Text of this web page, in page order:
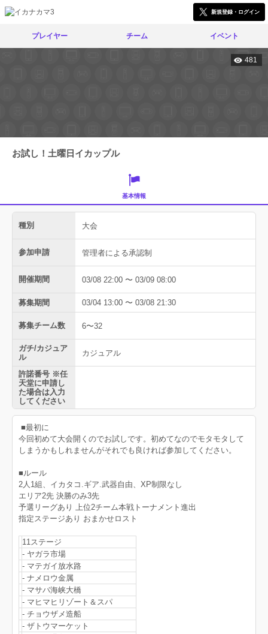
新規登録・ログイン
プレイヤー チーム イベント
481
お試し！土曜日イカップル
基本情報
種別 大会
参加申請 管理者による承認制
開催期間 03/08 22:00 〜 03/09 08:00
募集期間 03/04 13:00 〜 03/08 21:30
募集チーム数 6〜32
ガチ/カジュア
ル
カジュアル
許諾番号 ※任
天堂に申請し
た場合は入力
してください
■最初に
今回初めて大会開くのでお試しです。初めてなのでモタモタして
しまうかもしれませんがそれでも良ければ参加してください。
■ルール
2人1組、イカタコ.ギア.武器自由、XP制限なし
エリア2先 決勝のみ3先
予選リーグあり 上位2チーム本戦トーナメント進出
指定ステージあり おまかせロスト
11ステージ
- ヤガラ市場
- マテガイ放水路
- ナメロウ金属
- マサバ海峡大橋
- マヒマヒリゾート＆スパ
- チョウザメ造船
- ザトウマーケット